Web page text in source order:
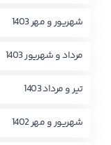
شهریور و مهر 1403
مرداد و شهریور 1403
تیر و مرداد 1403
شهریور و مهر 1402